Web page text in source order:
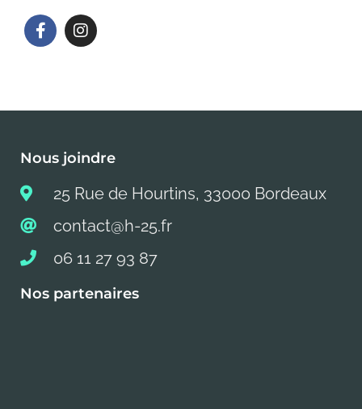
Nous joindre
25 Rue de Hourtins, 33000 Bordeaux
contact@h-25.fr
06 11 27 93 87
Nos partenaires